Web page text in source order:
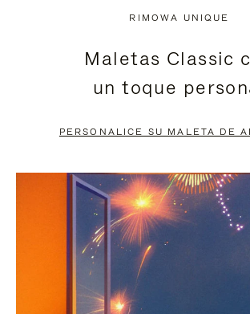
PAUSADO,
PULSE
PARA
ESTÁ
PULSE
ACTIVARLO.
RIMOWA UNIQUE
Maletas Classic
un toque
PERSONALICE SU MALETA DE